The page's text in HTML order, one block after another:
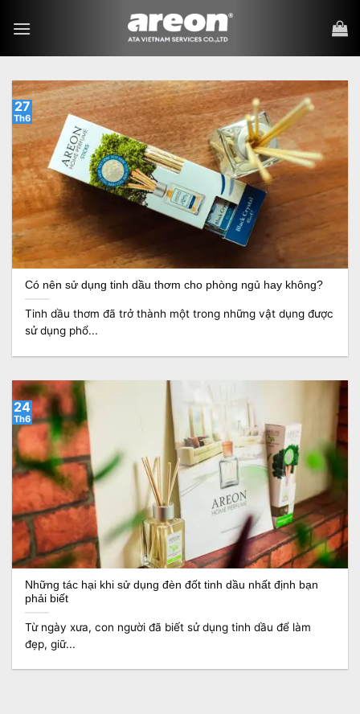
qua
Có nên sử dụng tinh dầu thơm cho phòng ngủ hay không?
Tinh dầu thơm đã trở thành một trong những vật dụng được
sử dụng phổ...
27
Th6
Những tác hại khi sử dụng đèn đốt tinh dầu nhất định bạn
phải biết
Từ ngày xưa, con người đã biết sử dụng tinh dầu để làm
đẹp, giữ...
24
Th6